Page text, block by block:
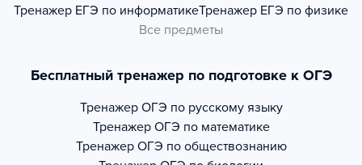
Тренажер ЕГЭ по информатикеТренажер ЕГЭ по физике
Все предметы
Бесплатный тренажер по подготовке к ОГЭ
Тренажер ОГЭ по русскому языку
Тренажер ОГЭ по математике
Тренажер ОГЭ по обществознанию